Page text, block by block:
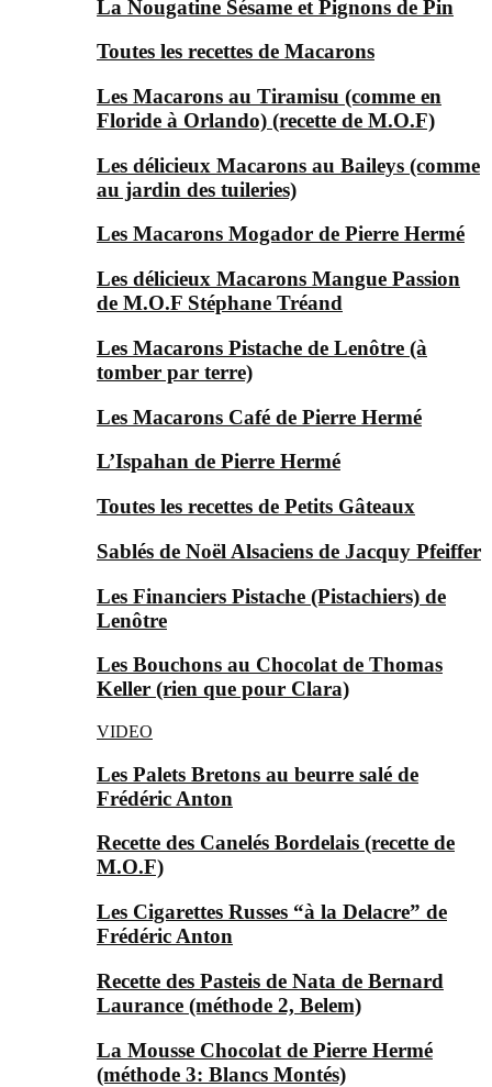
La Nougatine Sésame et Pignons de Pin
Toutes les recettes de Macarons
Les Macarons au Tiramisu (comme en
Floride à Orlando) (recette de M.O.F)
Les délicieux Macarons au Baileys (comme
au jardin des tuileries)
Les Macarons Mogador de Pierre Hermé
Les délicieux Macarons Mangue Passion
de M.O.F Stéphane Tréand
Les Macarons Pistache de Lenôtre (à
tomber par terre)
Les Macarons Café de Pierre Hermé
L’Ispahan de Pierre Hermé
Toutes les recettes de Petits Gâteaux
Sablés de Noël Alsaciens de Jacquy Pfeiffer
Les Financiers Pistache (Pistachiers) de
Lenôtre
Les Bouchons au Chocolat de Thomas
Keller (rien que pour Clara)
VIDEO
Les Palets Bretons au beurre salé de
Frédéric Anton
Recette des Canelés Bordelais (recette de
M.O.F)
Les Cigarettes Russes “à la Delacre” de
Frédéric Anton
Recette des Pasteis de Nata de Bernard
Laurance (méthode 2, Belem)
La Mousse Chocolat de Pierre Hermé
(méthode 3: Blancs Montés)